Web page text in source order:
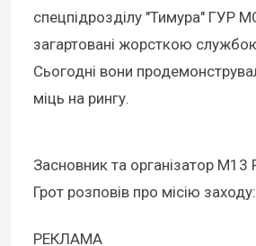
спецпідрозділу "Тимура" ГУР
загартовані жорсткою
Сьогодні вони
міць на рингу.
Засновник та організатор M13
Грот розповів про місію заходу:
РЕКЛАМА